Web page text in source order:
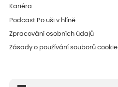
Kariéra
Podcast Po uši v hlíně
Zpracování osobních údajů
Zásady o používání souborů cookie